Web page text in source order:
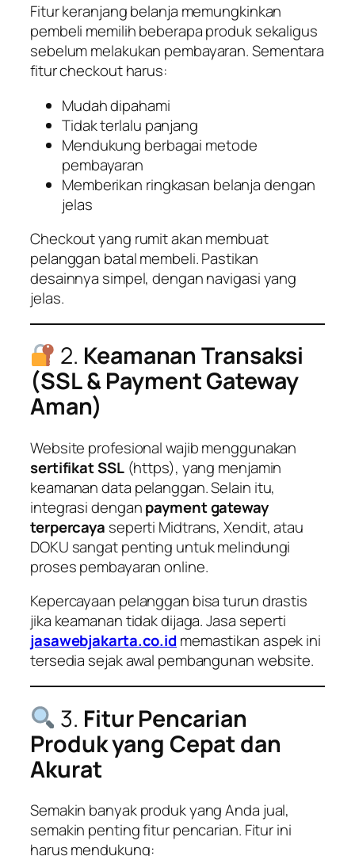
Fitur keranjang belanja memungkinkan
pembeli memilih beberapa produk sekaligus
sebelum melakukan pembayaran. Sementara
fitur checkout harus:
Mudah dipahami
Tidak terlalu panjang
Mendukung berbagai metode
pembayaran
Memberikan ringkasan belanja dengan
jelas
Checkout yang rumit akan membuat
pelanggan batal membeli. Pastikan
desainnya simpel, dengan navigasi yang
jelas.
2. Keamanan Transaksi
(SSL & Payment Gateway
Aman)
Website profesional wajib menggunakan
sertifikat SSL(https), yang menjamin
keamanan data pelanggan. Selain itu,
integrasi denganpayment gateway
terpercaya seperti Midtrans, Xendit, atau
DOKU sangat penting untuk melindungi
proses pembayaran online.
Kepercayaan pelanggan bisa turun drastis
jika keamanan tidak dijaga. Jasa seperti
jasawebjakarta.co.idmemastikan aspek ini
tersedia sejak awal pembangunan website.
3. Fitur Pencarian
Produk yang Cepat dan
Akurat
Semakin banyak produk yang Anda jual,
semakin penting fitur pencarian. Fitur ini
harus mendukung: